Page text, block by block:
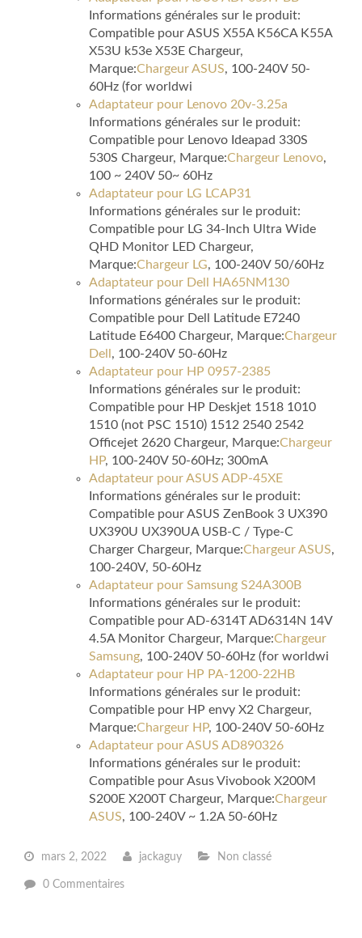
Informations générales sur le produit:
Compatible pour ASUS X55A K56CA K55A
X53U k53e X53E Chargeur,
Marque:Chargeur ASUS, 100-240V 50-
60Hz (for worldwi
Adaptateur pour Lenovo 20v-3.25a
Informations générales sur le produit:
Compatible pour Lenovo Ideapad 330S
530S Chargeur, Marque:Chargeur Lenovo,
100 ~ 240V 50~ 60Hz
Adaptateur pour LG LCAP31
Informations générales sur le produit:
Compatible pour LG 34-Inch Ultra Wide
QHD Monitor LED Chargeur,
Marque:Chargeur LG, 100-240V 50/60Hz
Adaptateur pour Dell HA65NM130
Informations générales sur le produit:
Compatible pour Dell Latitude E7240
Latitude E6400 Chargeur, Marque:Chargeur
Dell , 100-240V 50-60Hz
Adaptateur pour HP 0957-2385
Informations générales sur le produit:
Compatible pour HP Deskjet 1518 1010
1510 (not PSC 1510) 1512 2540 2542
Officejet 2620 Chargeur, Marque:Chargeur
HP, 100-240V 50-60Hz; 300mA
Adaptateur pour ASUS ADP-45XE
Informations générales sur le produit:
Compatible pour ASUS ZenBook 3 UX390
UX390U UX390UA USB-C / Type-C
Charger Chargeur, Marque:Chargeur ASUS,
100-240V, 50-60Hz
Adaptateur pour Samsung S24A300B
Informations générales sur le produit:
Compatible pour AD-6314T AD6314N 14V
4.5A Monitor Chargeur, Marque:Chargeur
Samsung, 100-240V 50-60Hz (for worldwi
Adaptateur pour HP PA-1200-22HB
Informations générales sur le produit:
Compatible pour HP envy X2 Chargeur,
Marque:Chargeur HP, 100-240V 50-60Hz
Adaptateur pour ASUS AD890326
Informations générales sur le produit:
Compatible pour Asus Vivobook X200M
S200E X200T Chargeur, Marque:Chargeur
ASUS, 100-240V ~ 1.2A 50-60Hz
mars 2, 2022 jackaguy Non classé
0 Commentaires